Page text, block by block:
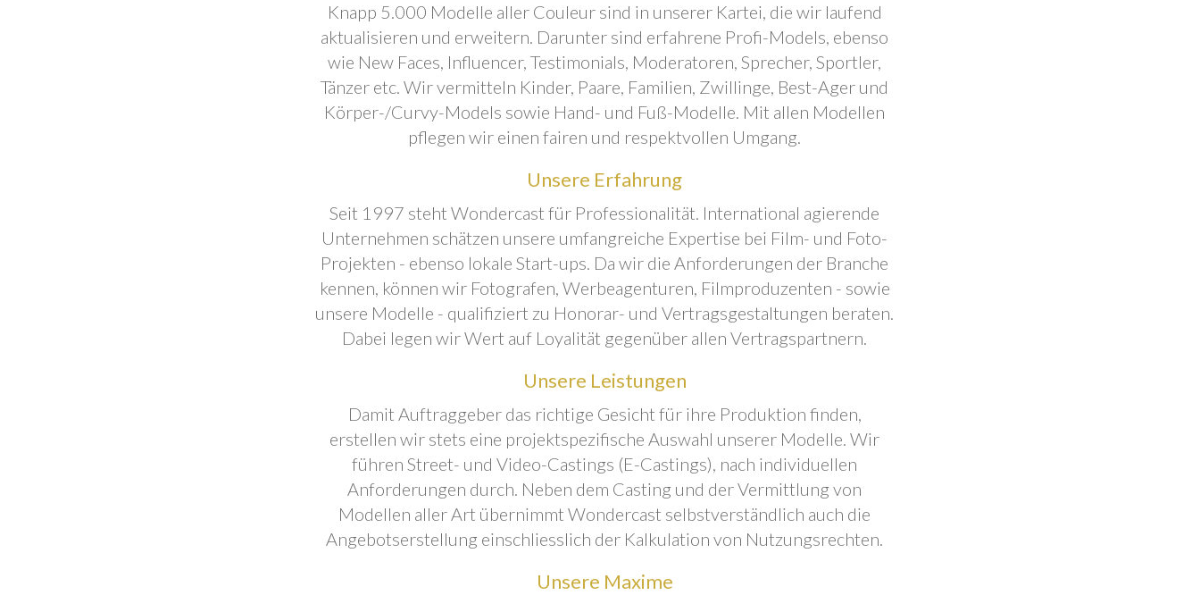
Knapp 5.000 Modelle aller Couleur sind in unserer Kartei, die wir laufend
aktualisieren und erweitern. Darunter sind erfahrene Profi-Models, ebenso
wie New Faces, Influencer, Testimonials, Moderatoren, Sprecher, Sportler,
Tänzer etc. Wir vermitteln Kinder, Paare, Familien, Zwillinge, Best-Ager und
Körper-/Curvy-Models sowie Hand- und Fuß-Modelle. Mit allen Modellen
pflegen wir einen fairen und respektvollen Umgang.
Unsere Erfahrung
Seit 1997 steht Wondercast für Professionalität. International agierende
Unternehmen schätzen unsere umfangreiche Expertise bei Film- und Foto-
Projekten - ebenso lokale Start-ups. Da wir die Anforderungen der Branche
kennen, können wir Fotografen, Werbeagenturen, Filmproduzenten - sowie
unsere Modelle - qualifiziert zu Honorar- und Vertragsgestaltungen beraten.
Dabei legen wir Wert auf Loyalität gegenüber allen Vertragspartnern.
Unsere Leistungen
Damit Auftraggeber das richtige Gesicht für ihre Produktion finden,
erstellen wir stets eine projektspezifische Auswahl unserer Modelle. Wir
führen Street- und Video-Castings (E-Castings), nach individuellen
Anforderungen durch. Neben dem Casting und der Vermittlung von
Modellen aller Art übernimmt Wondercast selbstverständlich auch die
Angebotserstellung einschliesslich der Kalkulation von Nutzungsrechten.
Unsere Maxime